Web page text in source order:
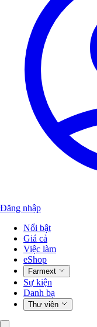
Đăng nhập
Nổi bật
Giá cả
Việc làm
eShop
Farmext
Sự kiện
Danh bạ
Thư viện